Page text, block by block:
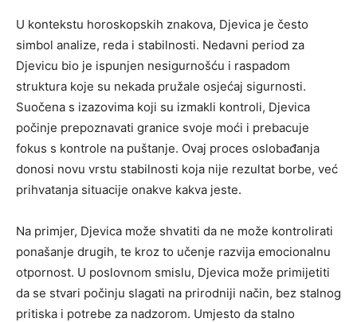
U kontekstu horoskopskih znakova, Djevica je često
simbol analize, reda i stabilnosti. Nedavni period za
Djevicu bio je ispunjen nesigurnošću i raspadom
struktura koje su nekada pružale osjećaj sigurnosti.
Suočena s izazovima koji su izmakli kontroli, Djevica
počinje prepoznavati granice svoje moći i prebacuje
fokus s kontrole na puštanje. Ovaj proces oslobađanja
donosi novu vrstu stabilnosti koja nije rezultat borbe, već
prihvatanja situacije onakve kakva jeste.
Na primjer, Djevica može shvatiti da ne može kontrolirati
ponašanje drugih, te kroz to učenje razvija emocionalnu
otpornost. U poslovnom smislu, Djevica može primijetiti
da se stvari počinju slagati na prirodniji način, bez stalnog
pritiska i potrebe za nadzorom. Umjesto da stalno